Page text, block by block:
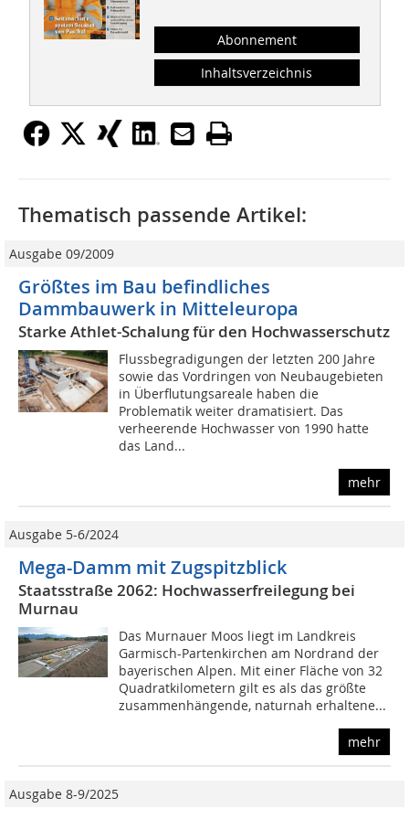
Abonnement
Inhaltsverzeichnis
Thematisch passende Artikel:
Ausgabe 09/2009
Größtes im Bau befindliches
Dammbauwerk in Mitteleuropa
Starke Athlet-Schalung für den Hochwasserschutz
Flussbegradigungen der letzten 200 Jahre
sowie das Vordringen von Neubaugebieten
in Überflutungsareale haben die
Problematik weiter dramatisiert. Das
verheerende Hochwasser von 1990 hatte
das Land...
mehr
Ausgabe 5-6/2024
Mega-Damm mit Zugspitzblick
Staatsstraße 2062: Hochwasserfreilegung bei
Murnau
Das Murnauer Moos liegt im Landkreis
Garmisch-Partenkirchen am Nordrand der
bayerischen Alpen. Mit einer Fläche von 32
Quadratkilometern gilt es als das größte
zusammenhängende, naturnah erhaltene...
mehr
Ausgabe 8-9/2025